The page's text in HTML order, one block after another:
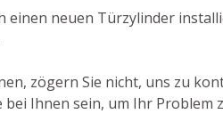
neuen Türzylinder
zögern Sie nicht, uns zu
Ihnen sein, um Ihr